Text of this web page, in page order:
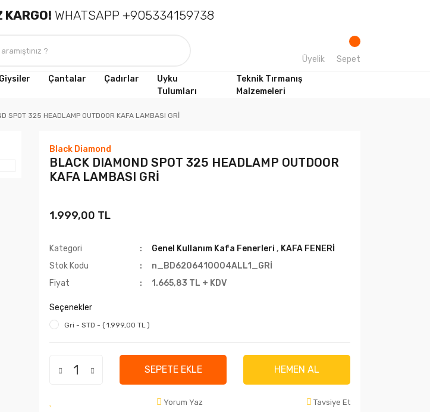
WHATSAPP +905334159738
Üyelik Sepet
Giysiler Çantalar Çadırlar
Uyku
Tulumları
Teknik Tırmanış
Malzemeleri
SPOT 325 HEADLAMP OUTDOOR KAFA LAMBASI GRİ
Black Diamond
BLACK DIAMOND SPOT 325 HEADLAMP OUTDOOR
KAFA LAMBASI GRİ
1.999,00 TL
Kategori Genel Kullanım Kafa Fenerleri , KAFA FENERİ
Stok Kodu
n_BD6206410004ALL1_GRİ
Fiyat
1.665,83 TL + KDV
Seçenekler
Gri - STD - ( 1.999,00 TL )
SEPETE EKLE HEMEN AL
Yorum Yaz Tavsiye Et